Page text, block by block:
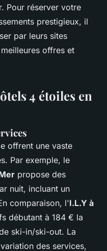
Pour réserver votre
prestigieux, il
par leurs sites
offres et
4 étoiles en
offrent une vaste
Par exemple, le
propose des
nuit, incluant un
comparaison, l'I.L.Y à
débutant à 184 € la
ski-in/ski-out. La
des services,